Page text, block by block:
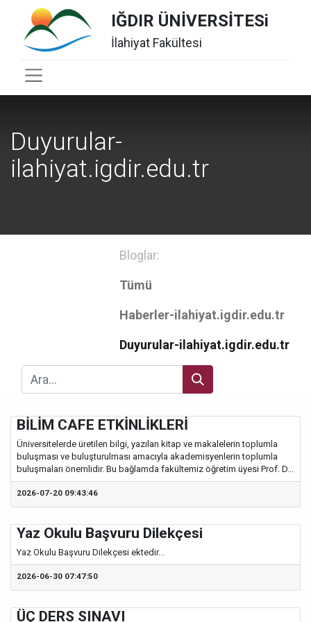
IĞDIR ÜNİVERSİTESi
İlahiyat Fakültesi
Duyurular-
ilahiyat.igdir.edu.tr
Bloglar:
Tümü
Haberler-ilahiyat.igdir.edu.tr
Duyurular-ilahiyat.igdir.edu.tr
BİLİM CAFE ETKİNLİKLERİ
Üniversitelerde üretilen bilgi, yazılan kitap ve makalelerin toplumla
buluşması ve buluşturulması amacıyla akademisyenlerin toplumla
buluşmaları önemlidir. Bu bağlamda fakültemiz öğretim üyesi Prof. D...
2026-07-20 09:43:46
Yaz Okulu Başvuru Dilekçesi
Yaz Okulu Başvuru Dilekçesi ektedir...
2026-06-30 07:47:50
ÜÇ DERS SINAVI